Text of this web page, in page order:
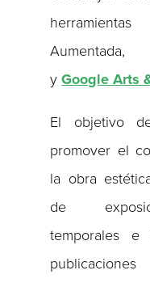
yGoogle Arts
El objetivo
promover el
la obra
de
temporales e